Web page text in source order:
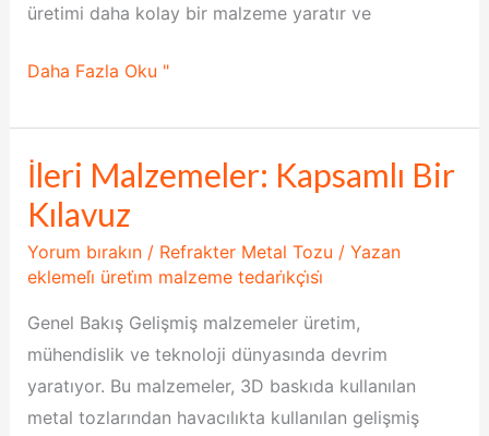
üretimi daha kolay bir malzeme yaratır ve
Daha Fazla Oku "
İleri Malzemeler: Kapsamlı Bir
Kılavuz
Yorum bırakın / Refrakter Metal Tozu / Yazan
eklemeli̇ üreti̇m malzeme tedari̇kçi̇si̇
Genel Bakış Gelişmiş malzemeler üretim,
mühendislik ve teknoloji dünyasında devrim
yaratıyor. Bu malzemeler, 3D baskıda kullanılan
metal tozlarından havacılıkta kullanılan gelişmiş
İleri
Malzemeler:
Kapsamlı
Bir